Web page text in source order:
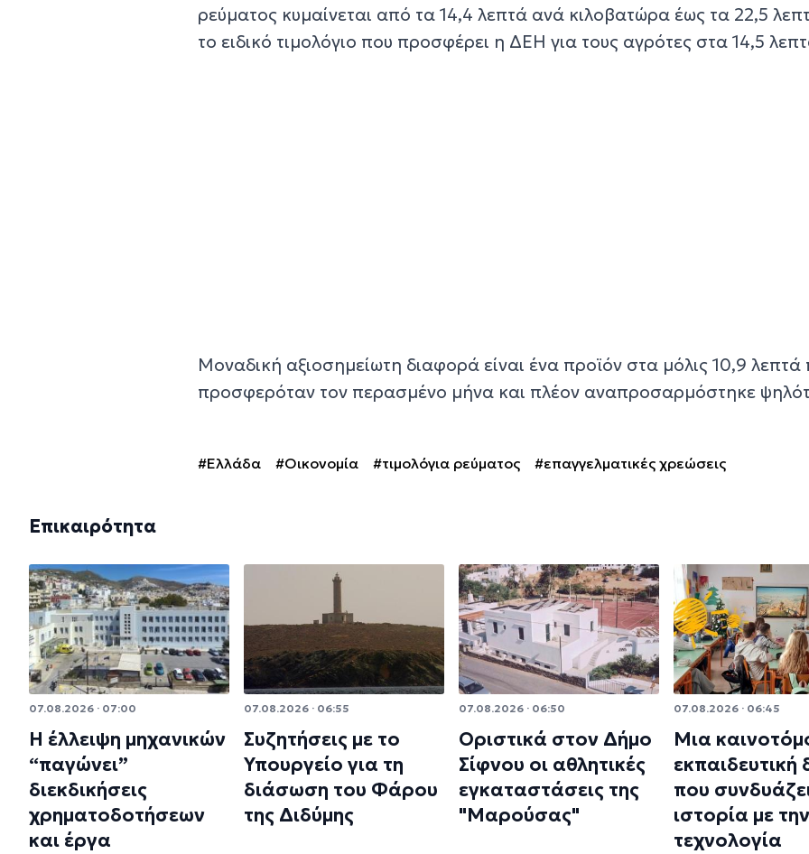
ρεύματος κυμαίνεται από τα 14,4 λεπτά ανά κιλοβατώρα έως τα 22,5
το ειδικό τιμολόγιο που προσφέρει η ΔΕΗ για τους αγρότες στα 14,5
Μοναδική αξιοσημείωτη διαφορά είναι ένα προϊόν στα μόλις 10,9 λεπτά
προσφερόταν τον περασμένο μήνα και πλέον αναπροσαρμόστηκε
#Ελλάδα #Οικονομία #τιμολόγια ρεύματος #επαγγελματικές χρεώσεις
Επικαιρότητα
07.08.2026 · 07:00
Η έλλειψη μηχανικών
“παγώνει”
διεκδικήσεις
χρηματοδοτήσεων
και έργα
07.08.2026 · 06:55
Συζητήσεις με το
Υπουργείο για τη
διάσωση του Φάρου
της Διδύμης
07.08.2026 · 06:50
Οριστικά στον Δήμο
Σίφνου οι αθλητικές
εγκαταστάσεις της
"Μαρούσας"
07.08.2026 · 06:45
Μια
που
ιστορία με την
τεχνολογία